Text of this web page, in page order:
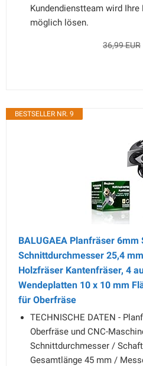
Kundendienstteam wird
möglich lösen.
36,99 EUR
BESTSELLER NR. 9
BALUGAEA Planfräser 6mm
Schnittdurchmesser 25,4
Holzfräser Kantenfräser, 4
Wendeplatten 10 x 10 mm
für Oberfräse
TECHNISCHE DATEN -
Oberfräse und CNC-
Schnittdurchmesser /
Gesamtlänge 45 mm /